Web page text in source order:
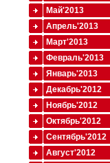
Май'2013
Апрель'2013
Март'2013
Февраль'2013
Январь'2013
Декабрь'2012
Ноябрь'2012
Октябрь'2012
Сентябрь'2012
Август'2012